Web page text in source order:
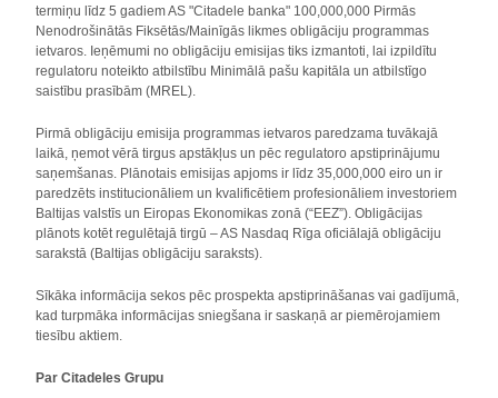
termiņu līdz 5 gadiem AS "Citadele banka" 100,000,000 Pirmās
Nenodrošinātās Fiksētās/Mainīgās likmes obligāciju programmas
ietvaros. Ieņēmumi no obligāciju emisijas tiks izmantoti, lai izpildītu
regulatoru noteikto atbilstību Minimālā pašu kapitāla un atbilstīgo
saistību prasībām (MREL).
Pirmā obligāciju emisija programmas ietvaros paredzama tuvākajā
laikā, ņemot vērā tirgus apstākļus un pēc regulatoro apstiprinājumu
saņemšanas. Plānotais emisijas apjoms ir līdz 35,000,000 eiro un ir
paredzēts institucionāliem un kvalificētiem profesionāliem investoriem
Baltijas valstīs un Eiropas Ekonomikas zonā (“EEZ”). Obligācijas
plānots kotēt regulētajā tirgū – AS Nasdaq Rīga oficiālajā obligāciju
sarakstā (Baltijas obligāciju saraksts).
Sīkāka informācija sekos pēc prospekta apstiprināšanas vai gadījumā,
kad turpmāka informācijas sniegšana ir saskaņā ar piemērojamiem
tiesību aktiem.
Par Citadeles Grupu